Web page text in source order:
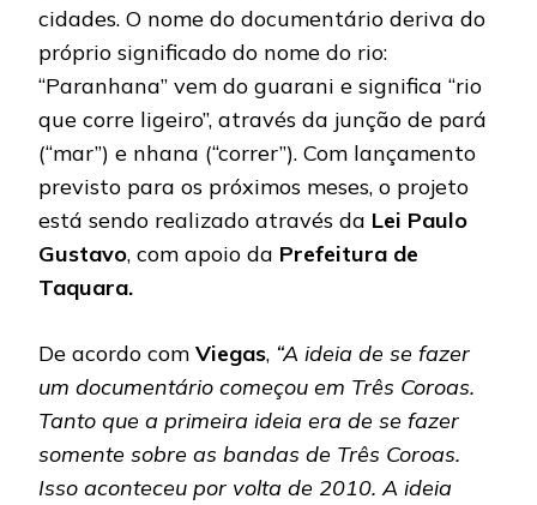
cidades. O nome do documentário deriva do
próprio significado do nome do rio:
“Paranhana” vem do guarani e significa “rio
que corre ligeiro”, através da junção de pará
(“mar”) e nhana (“correr”). Com lançamento
previsto para os próximos meses, o projeto
está sendo realizado através da Lei Paulo
Gustavo, com apoio da Prefeitura de
Taquara.
De acordo com Viegas, “A ideia de se fazer
um documentário começou em Três Coroas.
Tanto que a primeira ideia era de se fazer
somente sobre as bandas de Três Coroas.
Isso aconteceu por volta de 2010. A ideia